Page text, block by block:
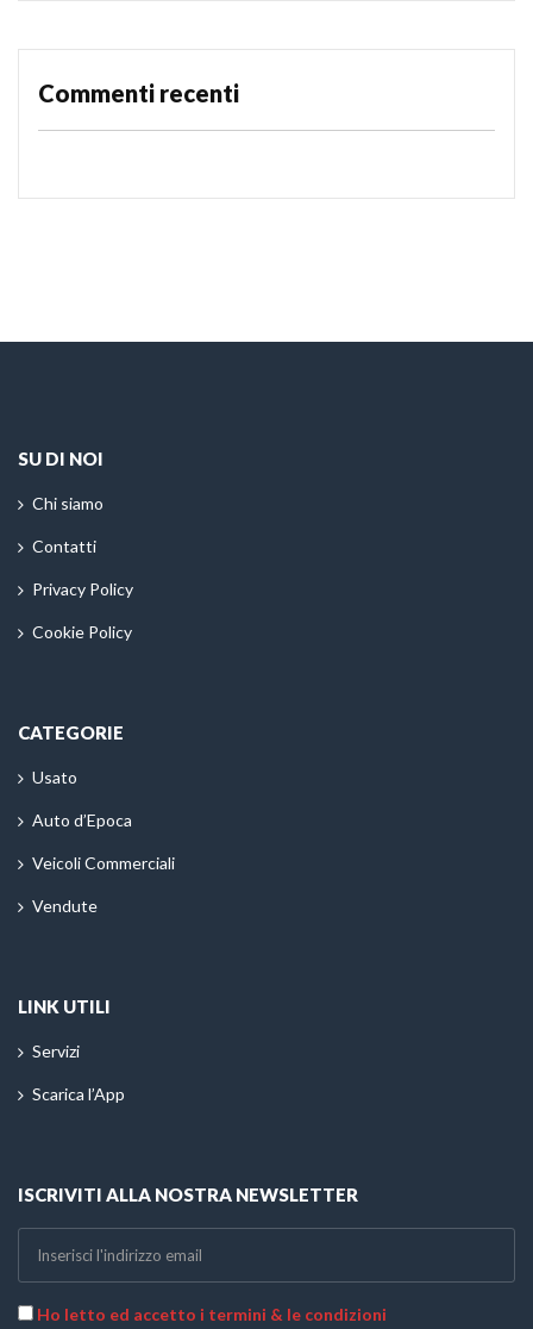
Commenti recenti
SU DI NOI
Chi siamo
Contatti
Privacy Policy
Cookie Policy
CATEGORIE
Usato
Auto d’Epoca
Veicoli Commerciali
Vendute
LINK UTILI
Servizi
Scarica l’App
ISCRIVITI ALLA NOSTRA NEWSLETTER
Ho letto ed accetto i termini & le condizioni